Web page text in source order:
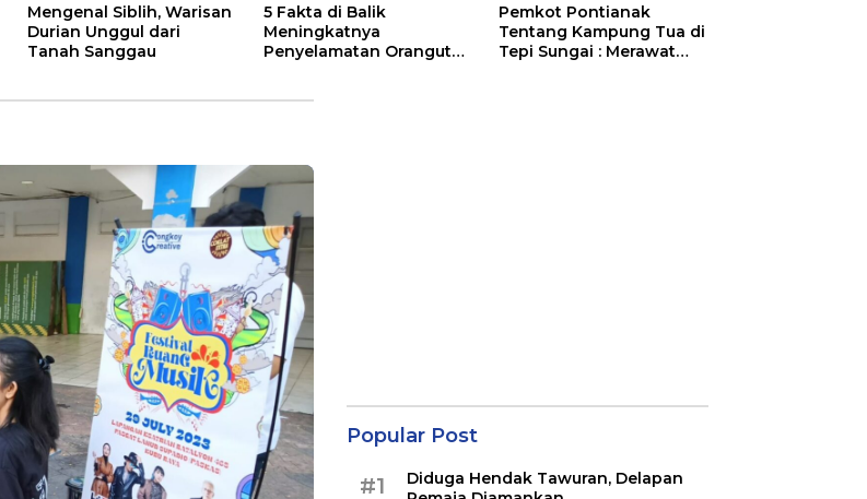
Mengenal Siblih, Warisan
Durian Unggul dari
Tanah Sanggau
5 Fakta di Balik
Meningkatnya
Penyelamatan Orangutan
Pemkot Pontianak
Tentang Kampung Tua di
Tepi Sungai : Merawat
Popular Post
#1
Diduga Hendak Tawuran, Delapan